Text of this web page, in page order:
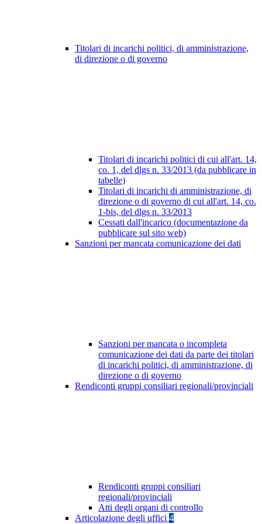
Titolari di incarichi politici, di amministrazione,
di direzione o di governo
Titolari di incarichi politici di cui all'art. 14,
co. 1, del dlgs n. 33/2013 (da pubblicare in
tabelle)
Titolari di incarichi di amministrazione, di
direzione o di governo di cui all'art. 14, co.
1-bis, del dlgs n. 33/2013
Cessati dall'incarico (documentazione da
pubblicare sul sito web)
Sanzioni per mancata comunicazione dei dati
Sanzioni per mancata o incompleta
comunicazione dei dati da parte dei titolari
di incarichi politici, di amministrazione, di
direzione o di governo
Rendiconti gruppi consiliari regionali/provinciali
Rendiconti gruppi consiliari
regionali/provinciali
Atti degli organi di controllo
Articolazione degli uffici 4